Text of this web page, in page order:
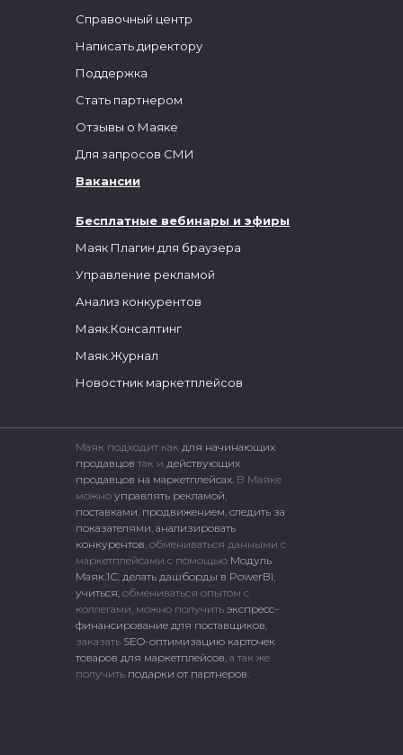
Бесплатные вебинары и эфиры
Маяк Плагин для браузера
Управление рекламой
Анализ конкурентов
Маяк.Консалтинг
Маяк.Журнал
Новостник маркетплейсов
Справочный центр
Написать директору
Поддержка
Стать партнером
Отзывы о Маяке
Для запросов СМИ
Вакансии
Маяк подходит как для начинающих
продавцов так и действующих
продавцов на маркетплейсах. В Маяке
можно управлять рекламой
поставками продвижением следить за
показателями анализировать
конкурентов , обмениваться данными с
маркетплейсами c помощью Модуль
Маяк.1С делать дашборды в PowerBI
учиться , обмениваться опытом с
коллегами, можно получить экспресс-
финансирование для поставщиков
заказать SEO-оптимизацию карточек
товаров для маркетплейсов , а так же
получить подарки от партнеров